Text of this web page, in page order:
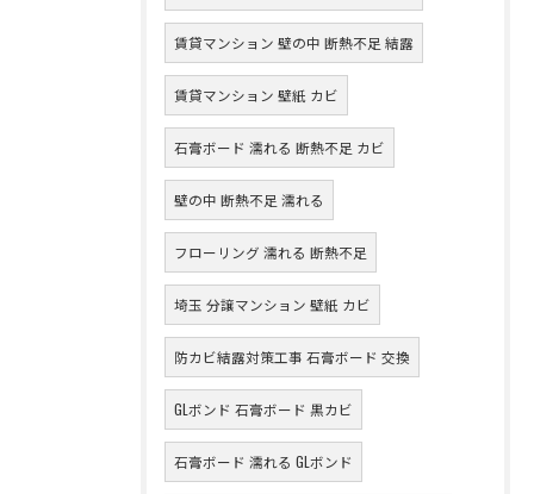
賃貸マンション 壁の中 断熱不足 結露
賃貸マンション 壁紙 カビ
石膏ボード 濡れる 断熱不足 カビ
壁の中 断熱不足 濡れる
フローリング 濡れる 断熱不足
埼玉 分譲マンション 壁紙 カビ
防カビ結露対策工事 石膏ボード 交換
GLボンド 石膏ボード 黒カビ
石膏ボード 濡れる GLボンド